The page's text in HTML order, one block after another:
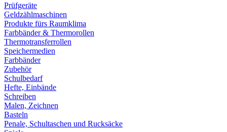
Prüfgeräte
Geldzählmaschinen
Produkte fürs Raumklima
Farbbänder & Thermorollen
Thermotransferrollen
Speichermedien
Farbbänder
Zubehör
Schulbedarf
Hefte, Einbände
Schreiben
Malen, Zeichnen
Basteln
Penale, Schultaschen und Rucksäcke